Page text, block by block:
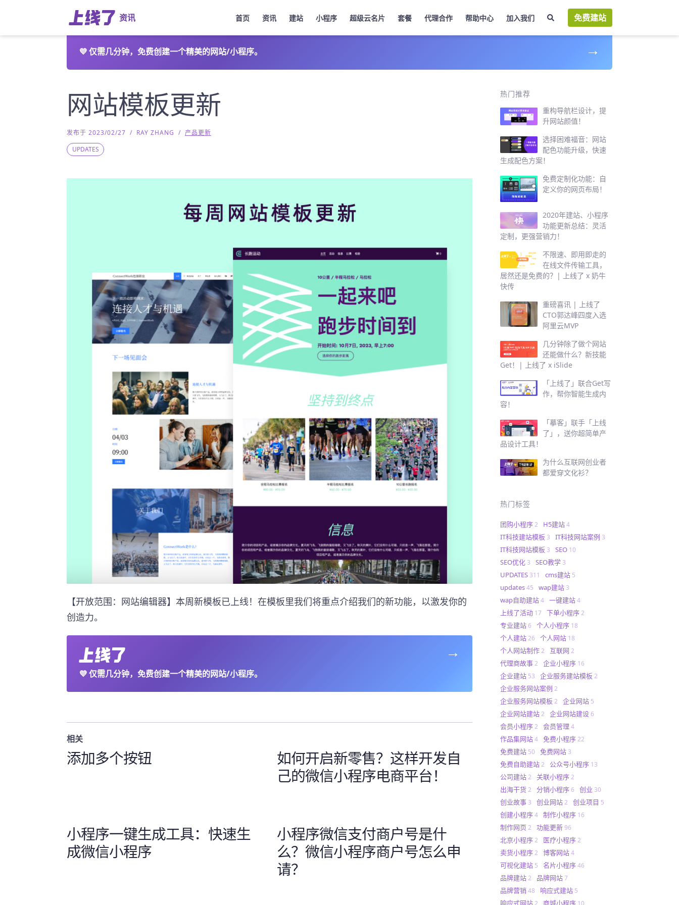
资讯 首页 资讯 建站 小程序 超级云名片 套餐 代理合作 帮助中心 加入我们 免费建站
💜仅需几分钟，免费创建一个精美的网站/小程序。 →
网站模板更新
发布于 2023/02/27 / RAY ZHANG / 产品更新
UPDATES
【开放范围：网站编辑器】本周新模板已上线！在模板里我们将重点介绍我们的新功能，以激发你的
创造力。
💜仅需几分钟，免费创建一个精美的网站/小程序。
→
相关
添加多个按钮
如何开启新零售？这样开发自
己的微信小程序电商平台！
小程序一键生成工具：快速生
成微信小程序
小程序微信支付商户号是什
么？微信小程序商户号怎么申
请？
热门推荐
重构导航栏设计，提
升网站颜值！
选择困难福音：网站
配色功能升级，快速
生成配色方案！
免费定制化功能：自
定义你的网页布局！
2020年建站、小程序
功能更新总结：灵活
定制，更强营销力！
不限速、即用即走的
在线文件传输工具，
居然还是免费的？| 上线了 x 奶牛
快传
重磅喜讯 | 上线了
CTO郭达峰四度入选
阿里云MVP
几分钟除了做个网站
还能做什么？新技能
Get！| 上线了 x iSlide
「上线了」联合Get写
作，帮你智能生成内
容！
「摹客」联手「上线
了」，送你超简单产
品设计工具！
为什么互联网创业者
都爱穿文化衫？
热门标签
团购小程序 2 H5建站 4
IT科技建站模板 3 IT科技网站案例 3
IT科技网站模板 3 SEO 10
SEO优化 3 SEO教学 3
UPDATES 311 cms建站 5
updates 45 wap建站 3
wap自助建站 4 一键建站 4
上线了活动 17 下单小程序 2
专业建站 6 个人小程序 18
个人建站 26 个人网站 18
个人网站制作 2 互联网 2
代理商故事 2 企业小程序 16
企业建站 53 企业服务建站模板 2
企业服务网站案例 2
企业服务网站模板 2 企业网站 5
企业网站建站 2 企业网站建设 6
会员小程序 2 会员管理 4
作品集网站 4 免费小程序 22
免费建站 50 免费网站 3
免费自助建站 2 公众号小程序 13
公司建站 2 关联小程序 2
出海干货 2 分销小程序 6 创业 30
创业故事 3 创业网站 2 创业项目 5
创建小程序 4 制作小程序 16
制作网页 2 功能更新 96
北京小程序 2 医疗小程序 2
卖货小程序 2 博客网站 4
可视化建站 5 名片小程序 46
品牌建站 2 品牌网站 7
品牌营销 48 响应式建站 5
响应式网站 2 商城小程序 10